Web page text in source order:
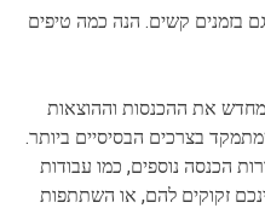
בזמנים קשים. הנה כמה טיפים
את ההכנסות וההוצאות
בצרכים הבסיסיים ביותר.
הכנסה נוספים, כמו עבודות
זקוקים להם, או השתתפות